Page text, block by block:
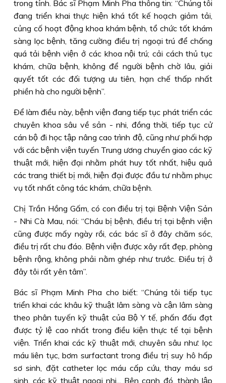
trong tỉnh. Bác sĩ Phạm Minh Pha thông tin: “Chúng tôi
đang triển khai thực hiện khá tốt kế hoạch giảm tải,
củng cố hoạt động khoa khám bệnh, tổ chức tốt khám
sàng lọc bệnh, tăng cường điều trị ngoại trú để chống
quá tải bệnh viện ở các khoa nội trú; cải cách thủ tục
khám, chữa bệnh, không để người bệnh chờ lâu, giải
quyết tốt các đối tượng ưu tiên, hạn chế thấp nhất
phiền hà cho người bệnh”.
Ðể làm điều này, bệnh viện đang tiếp tục phát triển các
chuyên khoa sâu về sản - nhi, đồng thời, tiếp tục cử
cán bộ đi học tập nâng cao trình độ, cũng như phối hợp
với các bệnh viện tuyến Trung ương chuyển giao các kỹ
thuật mới, hiện đại nhằm phát huy tốt nhất, hiệu quả
các trang thiết bị mới, hiện đại được đầu tư nhằm phục
vụ tốt nhất công tác khám, chữa bệnh.
Chị Trần Hồng Gấm, có con điều trị tại Bệnh Viện Sản
- Nhi Cà Mau, nói: “Cháu bị bệnh, điều trị tại bệnh viện
cũng được mấy ngày rồi, các bác sĩ ở đây chăm sóc,
điều trị rất chu đáo. Bệnh viện được xây rất đẹp, phòng
bệnh rộng, không phải nằm ghép như trước. Ðiều trị ở
đây tôi rất yên tâm”.
Bác sĩ Phạm Minh Pha cho biết: “Chúng tôi tiếp tục
triển khai các khâu kỹ thuật lâm sàng và cận lâm sàng
theo phân tuyến kỹ thuật của Bộ Y tế, phấn đấu đạt
được tỷ lệ cao nhất trong điều kiện thực tế tại bệnh
viện. Triển khai các kỹ thuật mới, chuyên sâu như: lọc
máu liên tục, bơm surfactant trong điều trị suy hô hấp
sơ sinh, đặt catheter lọc máu cấp cứu, thay máu sơ
sinh, các kỹ thuật ngoại nhi... Bên cạnh đó, thành lập